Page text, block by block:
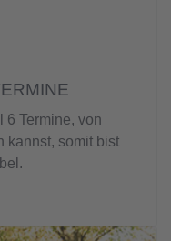
6 Termine, von
kannst, somit bist